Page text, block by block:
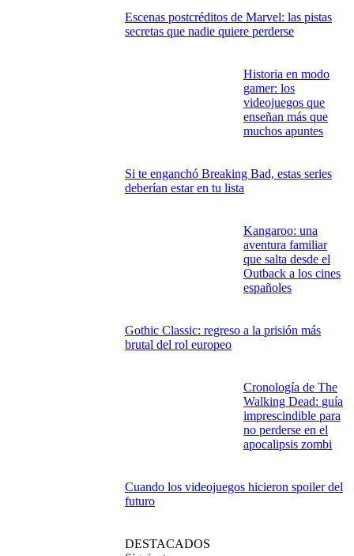
Escenas postcréditos de Marvel: las pistas
secretas que nadie quiere perderse
Historia en modo
gamer: los
videojuegos que
enseñan más que
muchos apuntes
Si te enganchó Breaking Bad, estas series
deberían estar en tu lista
Kangaroo: una
aventura familiar
que salta desde el
Outback a los cines
españoles
Gothic Classic: regreso a la prisión más
brutal del rol europeo
Cronología de The
Walking Dead: guía
imprescindible para
no perderse en el
apocalipsis zombi
Cuando los videojuegos hicieron spoiler del
futuro
DESTACADOS